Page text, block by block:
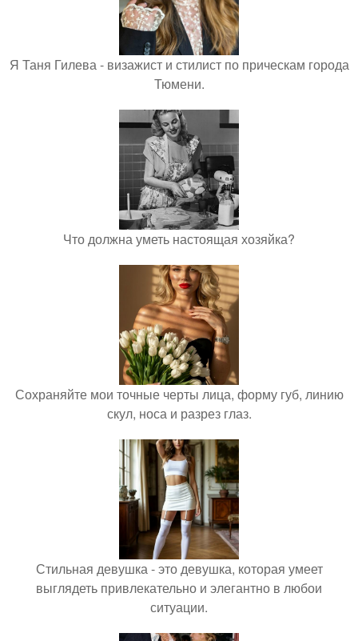
Я Таня Гилева - визажист и стилист по прическам города
Тюмени.
Что должна уметь настоящая хозяйка?
Сохраняйте мои точные черты лица, форму губ, линию
скул, носа и разрез глаз.
Стильная девушка - это девушка, которая умеет
выглядеть привлекательно и элегантно в любои
ситуации.